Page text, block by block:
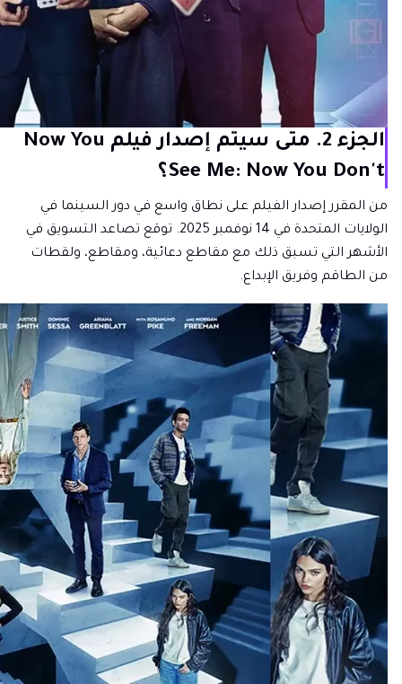
الجزء 2. متى سيتم إصدار فيلم Now You
See Me: Now You Don't؟
من المقرر إصدار الفيلم على نطاق واسع في دور السينما في
الولايات المتحدة في 14 نوفمبر 2025. توقع تصاعد التسويق في
الأشهر التي تسبق ذلك مع مقاطع دعائية، ومقاطع، ولقطات
من الطاقم وفريق الإبداع.